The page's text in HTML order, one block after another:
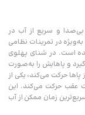
و سریع از آب در
در تمرینات نظامی
است. در شنای پهلوی
و پاهایش را به‌صورت
حرکت می‌کند، یکی از
عقب حرکت می‌کند. این
زمان ممکن از آب